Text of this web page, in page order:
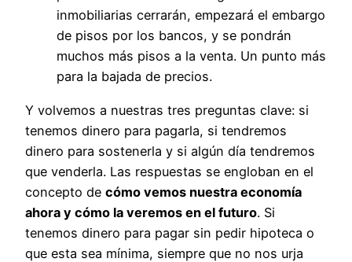
inmobiliarias cerrarán, empezará el embargo
de pisos por los bancos, y se pondrán
muchos más pisos a la venta. Un punto más
para la bajada de precios.
Y volvemos a nuestras tres preguntas clave: si
tenemos dinero para pagarla, si tendremos
dinero para sostenerla y si algún día tendremos
que venderla. Las respuestas se engloban en el
concepto de cómo vemos nuestra economía
ahora y cómo la veremos en el futuro. Si
tenemos dinero para pagar sin pedir hipoteca o
que esta sea mínima, siempre que no nos urja